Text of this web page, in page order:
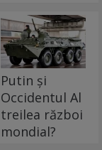
Putin și
Occidentul Al
treilea război
mondial?